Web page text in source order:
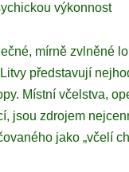
výkonnost
mírně zvlněné
představují
Místní včelstva,
jsou zdrojem
jako „včelí